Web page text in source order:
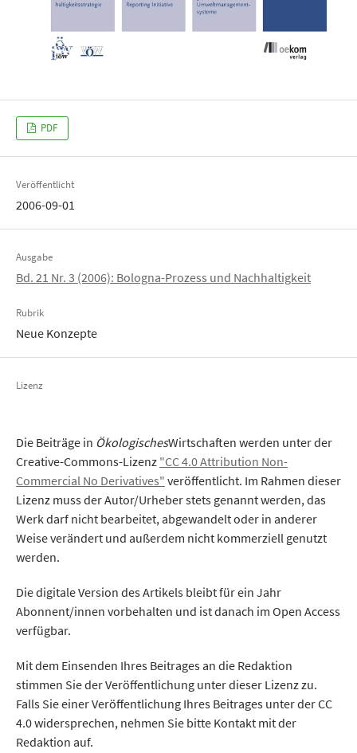
PDF
Veröffentlicht
2006-09-01
Ausgabe
Bd. 21 Nr. 3 (2006): Bologna-Prozess und Nachhaltigkeit
Rubrik
Neue Konzepte
Lizenz
Die Beiträge in ÖkologischesWirtschaften werden unter der
Creative-Commons-Lizenz "CC 4.0 Attribution Non-
Commercial No Derivatives" veröffentlicht. Im Rahmen dieser
Lizenz muss der Autor/Urheber stets genannt werden, das
Werk darf nicht bearbeitet, abgewandelt oder in anderer
Weise verändert und außerdem nicht kommerziell genutzt
werden.
Die digitale Version des Artikels bleibt für ein Jahr
Abonnent/innen vorbehalten und ist danach im Open Access
verfügbar.
Mit dem Einsenden Ihres Beitrages an die Redaktion
stimmen Sie der Veröffentlichung unter dieser Lizenz zu.
Falls Sie einer Veröffentlichung Ihres Beitrages unter der CC
4.0 widersprechen, nehmen Sie bitte Kontakt mit der
Redaktion auf.